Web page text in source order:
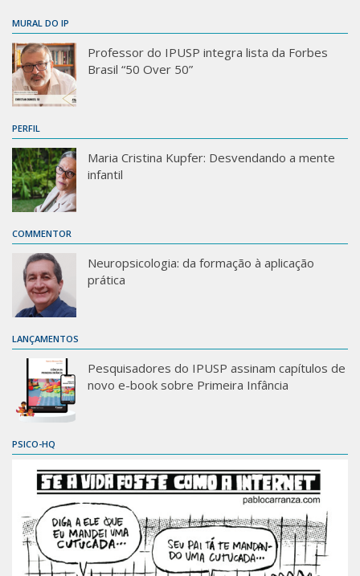
MURAL DO IP
Professor do IPUSP integra lista da Forbes
Brasil “50 Over 50”
PERFIL
Maria Cristina Kupfer: Desvendando a mente
infantil
COMMENTOR
Neuropsicologia: da formação à aplicação
prática
LANÇAMENTOS
Pesquisadores do IPUSP assinam capítulos de
novo e-book sobre Primeira Infância
PSICO-HQ